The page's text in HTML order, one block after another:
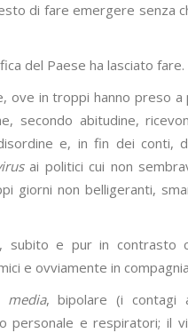
di fare emergere senza
del Paese ha lasciato fare.
ove in troppi hanno preso
abitudine,
e, in fin dei conti,
ai politici cui non
giorni non belligeranti,
subito e pur in contrasto
e ovviamente in
media, bipolare (i contagi
personale e respiratori; il